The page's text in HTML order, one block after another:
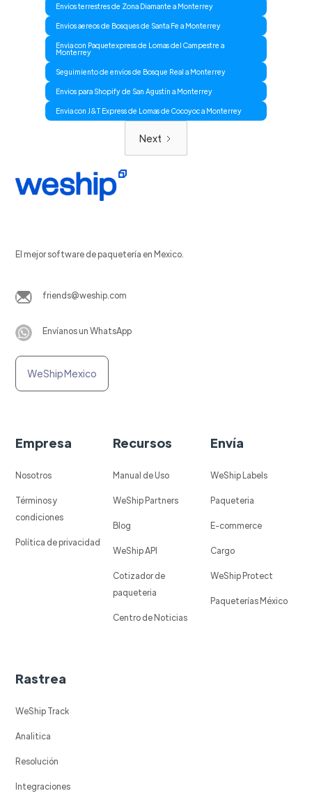
Envios terrestres de Zona Diamante a Monterrey
Envios aereos de Bosques de Santa Fe a Monterrey
Envia con Paquetexpress de Lomas del Campestre a
Monterrey
Seguimiento de envíos de Bosque Real a Monterrey
Envios para Shopify de San Agustín a Monterrey
Envia con J&T Express de Lomas de Cocoyoc a Monterrey
Next
El mejor software de paquetería en Mexico.
friends@weship.com
Envíanos un WhatsApp
WeShip Mexico
Empresa
Nosotros
Términos y
condiciones
Política de privacidad
Recursos
Manual de Uso
WeShip Partners
Blog
WeShip API
Cotizador de
paqueteria
Centro de Noticias
Envía
WeShip Labels
Paqueteria
E-commerce
Cargo
WeShip Protect
Paqueterías México
Rastrea
WeShip Track
Analitica
Resolución
Integraciones